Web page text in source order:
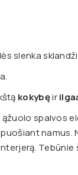
slenka
kokybęir
spalvos